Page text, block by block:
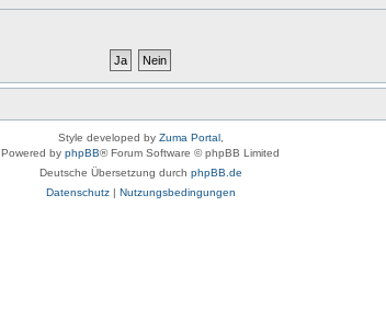
Style developed by Zuma Portal,
Powered by phpBB® Forum Software © phpBB Limited
Deutsche Übersetzung durch phpBB.de
Datenschutz| Nutzungsbedingungen